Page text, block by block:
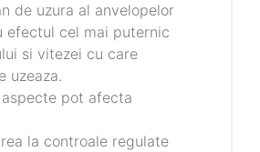
de uzura al anvelopelor
efectul cel mai puternic
si vitezei cu care
uzeaza.
pot afecta
la controale regulate